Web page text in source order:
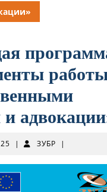
23
2025
| ЗУБР ЗУБР
|